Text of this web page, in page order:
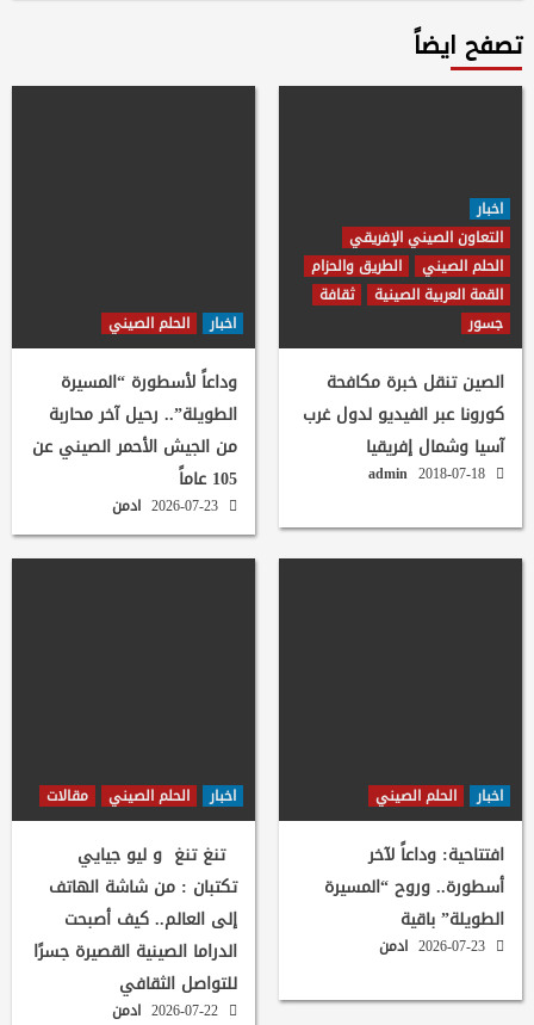
تصفح ايضاً
اخبار
التعاون الصيني الإفريقي
الحلم الصيني
الطريق والحزام
القمة العربية الصينية
ثقافة
جسور
الصين تنقل خبرة مكافحة
كورونا عبر الفيديو لدول غرب
آسيا وشمال إفريقيا
admin
اخبار الحلم الصيني
وداعاً لأسطورة “المسيرة
الطويلة”.. رحيل آخر محاربة
من الجيش الأحمر الصيني عن
105 عاماً
ادمن
اخبار الحلم الصيني
افتتاحية: وداعاً لآخر
أسطورة.. وروح “المسيرة
الطويلة” باقية
ادمن
اخبار الحلم الصيني مقالات
تنغ تنغ و ليو جيايي
تكتبان : من شاشة الهاتف
إلى العالم.. كيف أصبحت
الدراما الصينية القصيرة جسرًا
للتواصل الثقافي
ادمن